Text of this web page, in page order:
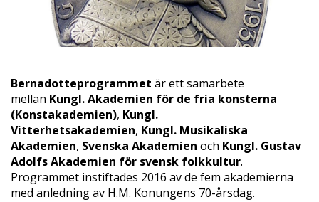
Bernadotteprogrammet är ett samarbete
mellan Kungl. Akademien för de fria konsterna
(Konstakademien), Kungl.
Vitterhetsakademien, Kungl. Musikaliska
Akademien, Svenska Akademien och Kungl. Gustav
Adolfs Akademien för svensk folkkultur.
Programmet instiftades 2016 av de fem akademierna
med anledning av H.M. Konungens 70-årsdag.